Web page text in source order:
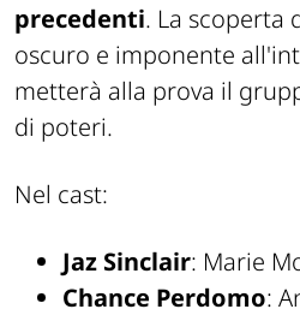
precedenti. La scoperta
oscuro e imponente
metterà alla prova il
di poteri.
Nel cast:
Jaz Sinclair: Marie
Chance Perdomo: